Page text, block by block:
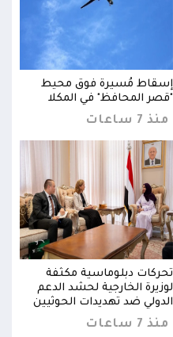
إسقاط مُسيرة فوق محيط
"قصر المحافظ" في المكلا
منذ 7 ساعات
تحركات دبلوماسية مكثفة
لوزيرة الخارجية لحشد الدعم
الدولي ضد تهديدات الحوثيين
منذ 7 ساعات